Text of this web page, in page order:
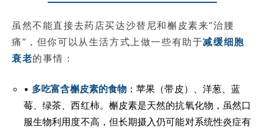
虽然不能直接去药店买达沙替尼和槲皮素来“治腰
痛”，但你可以从生活方式上做一些有助于减缓细胞
衰老的事情：
• 多吃富含槲皮素的食物 ：苹果（带皮）、洋葱、蓝
莓、绿茶、西红柿。槲皮素是天然的抗氧化物，虽然口
服生物利用度不高，但长期摄入仍可能对系统性炎症有